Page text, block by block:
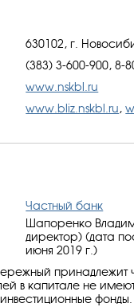
630102, г.
(383) 3-600-900, 8-
www.nskbl.ru
www.bliz.nskbl.ru,
Частный банк
Шапоренко
директор) (дата
июня 2019 г.)
принадлежит
в капитале не
фонды.